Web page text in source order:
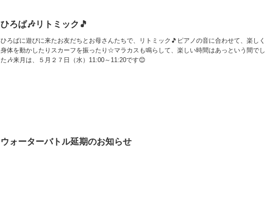
ひろば🎶リトミック🎵
ひろばに遊びに来たお友だちとお母さんたちで、リトミック🎵ピアノの音に合わせて、楽しく
身体を動かしたりスカーフを振ったり☆マラカスも鳴らして、楽しい時間はあっという間でし
た🎶来月は、５月２７日（水）11:00～11:20です😊
ウォーターバトル延期のお知らせ